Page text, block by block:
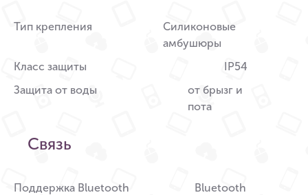
Тип крепления
Силиконовые
амбушюры
Класс защиты
IP54
Защита от воды
от брызг и
пота
Связь
Поддержка Bluetooth
Bluetooth